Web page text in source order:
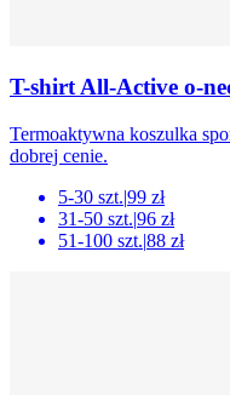
T-shirt All-Active o-
Termoaktywna koszulka
dobrej cenie.
5-30 szt.|99 zł
31-50 szt.|96 zł
51-100 szt.|88 zł